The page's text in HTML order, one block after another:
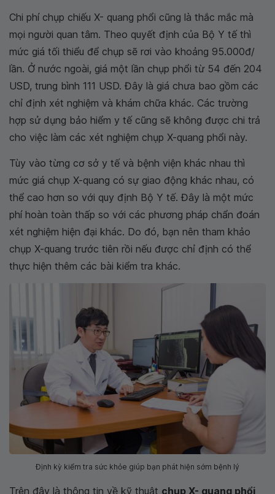
Chi phí chụp chiếu X- quang phổi cũng là thắc mắc mà
mọi người quan tâm. Theo quyết định của Bộ Y tế thì
mức giá tối thiểu để chụp sẽ rơi vào khoảng 95.000đ/
lần. Ở nước ngoài, giá một lần chụp phổi từ 54 đến 204
USD, trung bình 111 USD. Đây là giá chưa bao gồm các
chỉ định xét nghiệm và khám chữa khác. Các trường
hợp sử dụng bảo hiểm y tế cũng sẽ không được chi trả
cho việc làm các xét nghiệm chụp X-quang phổi này.
Tùy vào từng cơ sở y tế và bệnh viện khác nhau thì
mức giá chụp X-quang có sự giao động khác nhau, có
thể cao hơn so với quy định Bộ Y tế. Đây là một mức
phí hoàn toàn thấp so với các phương pháp chẩn đoán
xét nghiệm hiện đại khác. Do đó, bạn nên tham khảo
chụp X-quang trước tiên rồi nếu được chỉ định có thể
thực hiện thêm các bài kiểm tra khác.
Định kỳ kiểm tra sức khỏe giúp bạn phát hiện sớm bệnh lý
Trên đây là thông tin về kỹ thuật chụp X- quang phổi